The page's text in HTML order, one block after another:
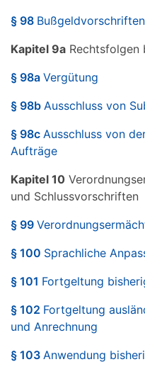
§ 98 Bußgeldvorschriften
Kapitel 9a Rechtsfolgen
§ 98a Vergütung
§ 98b Ausschluss von
§ 98c Ausschluss von
Aufträge
Kapitel 10
und Schlussvorschriften
§ 99
§ 100 Sprachliche
§ 101 Fortgeltung
§ 102 Fortgeltung
und Anrechnung
§ 103 Anwendung